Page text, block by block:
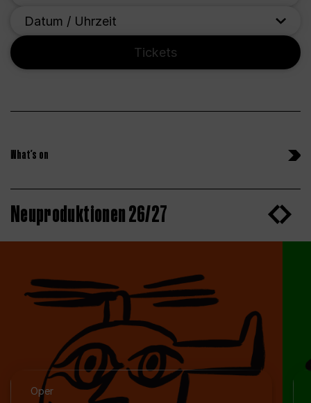
Datum / Uhrzeit
Tickets
What’s on
Neuproduktionen 26/27
Oper